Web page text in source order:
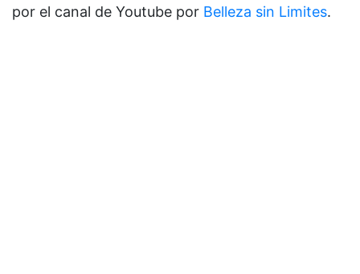
por el canal de Youtube por Belleza sin Limites.